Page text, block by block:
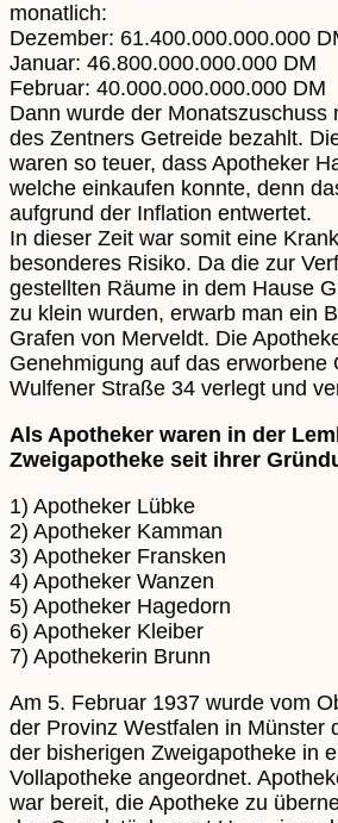
monatlich:
Dezember: 61.400.000.000.000
Januar: 46.800.000.000.000 DM
Februar: 40.000.000.000.000 DM
Dann wurde der Monatszuschuss
des Zentners Getreide bezahlt.
waren so teuer, dass Apotheker
welche einkaufen konnte, denn
aufgrund der Inflation entwertet.
In dieser Zeit war somit eine
besonderes Risiko. Da die zur
gestellten Räume in dem Hause
zu klein wurden, erwarb man ein
Grafen von Merveldt. Die
Genehmigung auf das erworbene
Wulfener Straße 34 verlegt und
Als Apotheker waren in der
Zweigapotheke seit ihrer
1) Apotheker Lübke
2) Apotheker Kamman
3) Apotheker Fransken
4) Apotheker Wanzen
5) Apotheker Hagedorn
6) Apotheker Kleiber
7) Apothekerin Brunn
Am 5. Februar 1937 wurde vom
der Provinz Westfalen in Münster
der bisherigen Zweigapotheke in
Vollapotheke angeordnet.
war bereit, die Apotheke zu